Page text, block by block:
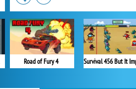
Road of Fury 4